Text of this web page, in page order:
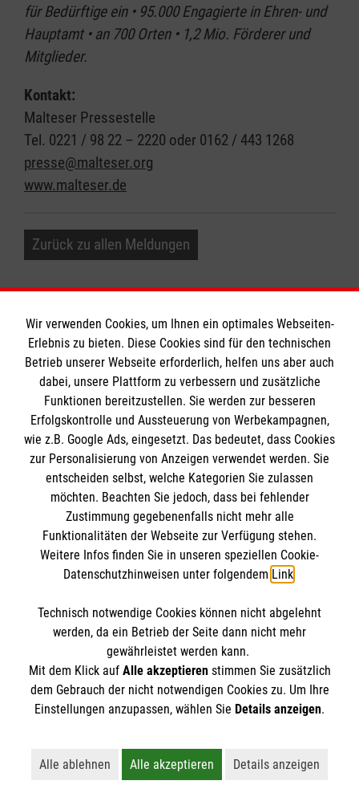
für Bedürftige ein • 95.000 Engagierte in Ehren- und
Hauptamt • an 700 Orten • 1,2 Mio. Förderer und
Mitglieder.
Kontakt:
Malteser Pressestelle
Tel. 0221 / 98 22 – 2220 oder 0162 / 443 1268
presse@malteser.org
www.malteser.de
Zurück zu allen Meldungen
Informationen
Impressum
Datenschutz
Kontakt
Barrierefreiheit
Die Malteser
Malteser in Deutschland
Malteserorden
Sharepoint
Spendenkonto
Bank: PAX Bank für Kirche und Caritas eG
IBAN: DE56 3706 0120 1201 2137 34
BIC: GENODED1PA7
So finden Sie uns
Am Industriepark 25
84453 Mühldorf
Email:malteser.muehldorf@malteser.org
Der Malteser Hilfsdienst e.V. ist als eingetragene
Gewerbesteuer befreit.
Wir verwenden Cookies, um Ihnen ein optimales Webseiten-
Erlebnis zu bieten. Diese Cookies sind für den technischen
Betrieb unserer Webseite erforderlich, helfen uns aber auch
dabei, unsere Plattform zu verbessern und zusätzliche
Funktionen bereitzustellen. Sie werden zur besseren
Erfolgskontrolle und Aussteuerung von Werbekampagnen,
wie z.B. Google Ads, eingesetzt. Das bedeutet, dass Cookies
zur Personalisierung von Anzeigen verwendet werden. Sie
entscheiden selbst, welche Kategorien Sie zulassen
möchten. Beachten Sie jedoch, dass bei fehlender
Zustimmung gegebenenfalls nicht mehr alle
Funktionalitäten der Webseite zur Verfügung stehen.
Weitere Infos finden Sie in unseren speziellen Cookie-
Datenschutzhinweisen unter folgendem Link.
Technisch notwendige Cookies können nicht abgelehnt
werden, da ein Betrieb der Seite dann nicht mehr
gewährleistet werden kann.
Mit dem Klick auf Alle akzeptierenstimmen Sie zusätzlich
dem Gebrauch der nicht notwendigen Cookies zu. Um Ihre
Einstellungen anzupassen, wählen Sie Details anzeigen.
Alle ablehnen
Lehnt alle nicht-essentiellen Cookies ab
Alle akzeptieren
Akzeptiert alle Cookies
Details anzeigen